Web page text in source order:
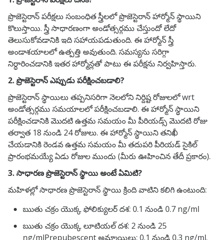
ప్రొజెస్టెరాన్ పరీక్షలు సంబంధిత స్త్రీలలో ప్రొజెస్టెరాన్ హార్మోన్ స్థాయిని
కొలుస్తాయి. స్త్రీ సాధారణంగా అండోత్సర్గము చేస్తుందో లేదో
తెలుసుకోవడానికి ఇది సహాయపడుతుంది. ఈ హార్మోన్ స్త్రీ
అండాశయాలలో ఉత్పత్తి అవుతుంది. సమస్యను సరిగ్గా
నిర్ధారించడానికి ఇతర హార్మోన్లతో పాటు ఈ పరీక్షను నిర్వహిస్తారు.
2. ప్రొజెస్టెరాన్ ఎప్పుడు పరీక్షించబడాలి?
ప్రొజెస్టెరాన్ స్థాయిలు తప్పనిసరిగా నెలలోని నిర్దిష్ట రోజులలో wrt
అండోత్సర్గము సమయాలలో పరీక్షించబడాలి. ఈ హార్మోన్ స్థాయిని
పరీక్షించడానికి మొదటి ఉత్తమ సమయం మీ పీరియడ్స్ మొదటి రోజు
తర్వాత 18 నుండి 24 రోజులు. ఈ హార్మోన్ స్థాయిని తనిఖీ
చేయడానికి రెండవ ఉత్తమ సమయం మీ తదుపరి పీరియడ్ సైకిల్
ప్రారంభమయ్యే ఏడు రోజుల ముందు (మీరు ఊహించిన తేదీ ప్రకారం).
3. సాధారణ ప్రొజెస్టెరాన్ స్థాయి అంటే ఏమిటి?
మహిళల్లో సాధారణ ప్రొజెస్టెరాన్ స్థాయి క్రింది వాటిని కలిగి ఉంటుంది:
ఋతు చక్రం యొక్క ఫోలిక్యులర్ దశ: 0.1 నుండి 0.7 ng/ml
ఋతు చక్రం యొక్క లూటియల్ దశ: 2 నుండి 25
ng/mlPrepubescent అమ్మాయిలు: 0.1 నుండి 0.3 ng/ml.